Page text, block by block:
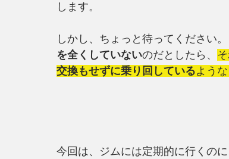
します。
しかし、ちょっと待ってください。
を全くしていないのだとしたら、
交換もせずに乗り回しているよう
今回は、ジムには定期的に行くの